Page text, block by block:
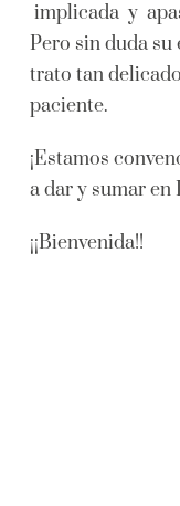
implicada y
Pero sin duda
trato tan
paciente.
¡Estamos
a dar y sumar en
¡¡Bienvenida!!